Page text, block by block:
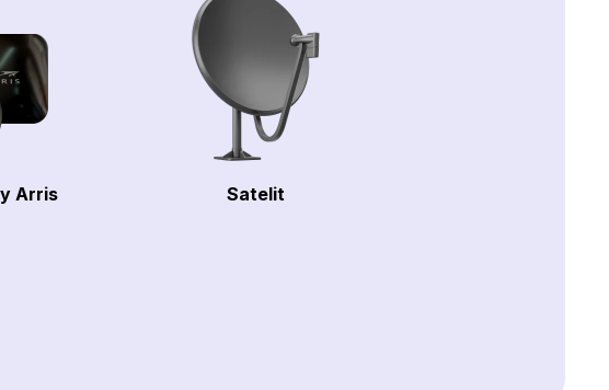
Arris Satelit